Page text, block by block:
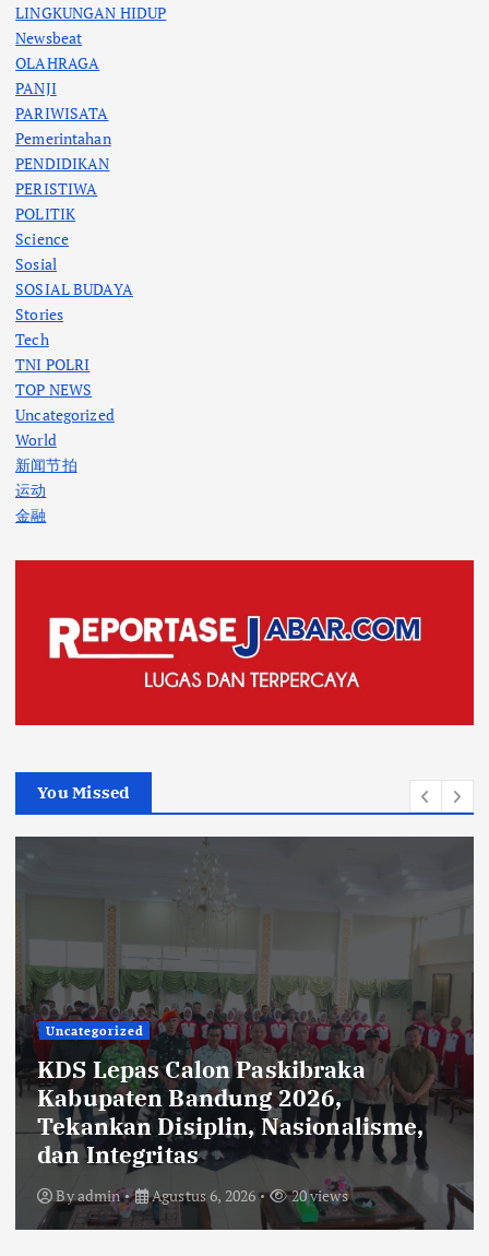
LINGKUNGAN HIDUP
Newsbeat
OLAHRAGA
PANJI
PARIWISATA
Pemerintahan
PENDIDIKAN
PERISTIWA
POLITIK
Science
Sosial
SOSIAL BUDAYA
Stories
Tech
TNI POLRI
TOP NEWS
Uncategorized
World
新闻节拍
运动
金融
You Missed
Uncategorized
KDS Lepas Calon Paskibraka
Kabupaten Bandung 2026,
Tekankan Disiplin, Nasionalisme,
dan Integritas
Byadmin Agustus 6, 2026 20 views